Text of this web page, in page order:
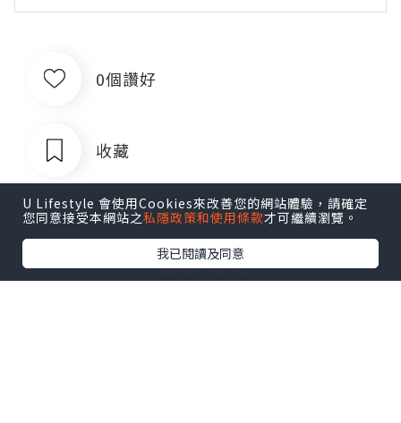
0個讚好
收藏
U Lifestyle 會使用Cookies來改善您的網站體驗，請確定
您同意接受本網站之私隱政策和使用條款才可繼續瀏覽。
我已閱讀及同意